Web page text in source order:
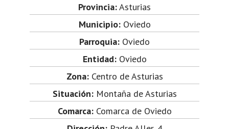
Provincia:Asturias
Municipio:Oviedo
Parroquia: Oviedo
Entidad:Oviedo
Zona:Centro de Asturias
Situación:Montaña de Asturias
Comarca:Comarca de Oviedo